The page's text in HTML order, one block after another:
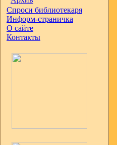
Спроси библиотекаря
Информ-страничка
О сайте
Контакты